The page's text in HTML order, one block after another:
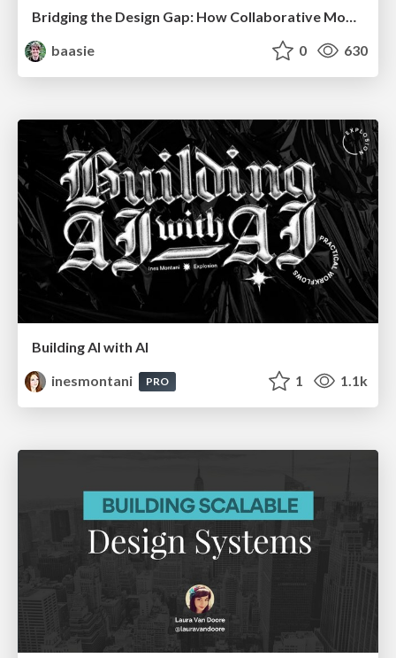
Bridging the Design Gap: How Collaborative Modelling removes blockers to flow between stakeholders and teams @FastFlow conf
baasie
0 630
Building AI with AI
inesmontani
PRO 1 1.1k